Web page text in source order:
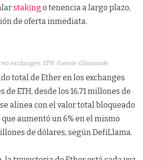
staking o tenencia a largo plazo,
de oferta inmediata.
en exchanges, ETH. Fuente: Glassnode
total de Ether en los exchanges
de ETH, desde los 16,71 millones de
alinea con el valor total bloqueado
aumentó un 6% en el mismo
de dólares, según DefiLlama.